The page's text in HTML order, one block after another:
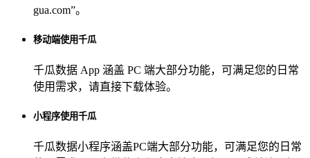
gua.com”。
移动端使用千瓜
千瓜数据 App 涵盖 PC 端大部分功能，可满足您的日常
使用需求，请直接下载体验。
小程序使用千瓜
千瓜数据小程序涵盖PC端大部分功能，可满足您的日常